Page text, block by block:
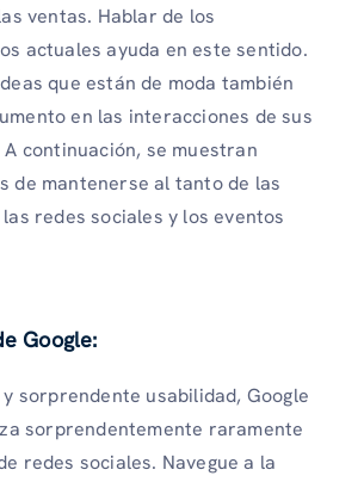
ventas. Hablar de los
actuales ayuda en este sentido.
que están de moda también
en las interacciones de sus
continuación, se muestran
de mantenerse al tanto de las
redes sociales y los eventos
Google:
sorprendente usabilidad, Google
sorprendentemente raramente
redes sociales. Navegue a la